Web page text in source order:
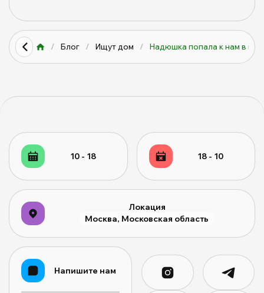
/ Блог / Ищут дом / Надюшка попала к нам в
10 - 18 18 - 10
Локация
Москва, Московская область
Напишите нам